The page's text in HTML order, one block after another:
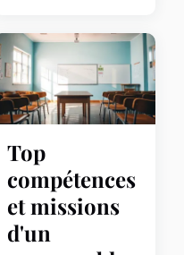
Top
compétences
et missions
d'un